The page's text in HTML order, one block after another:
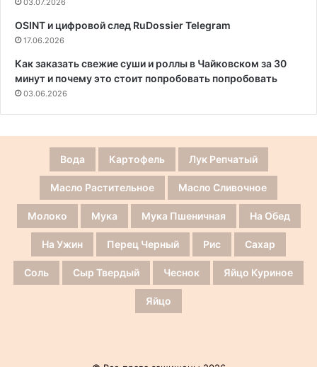
OSINT и цифровой след RuDossier Telegram
17.06.2026
Как заказать свежие суши и роллы в Чайковском за 30
минут и почему это стоит попробовать попробовать
03.06.2026
Вода Картофель Лук Репчатый
Масло Растительное Масло Сливочное
Молоко Мука Мука Пшеничная На Обед
На Ужин Перец Черный Рис Сахар
Соль Сыр Твердый Чеснок Яйцо Куриное
Яйцо